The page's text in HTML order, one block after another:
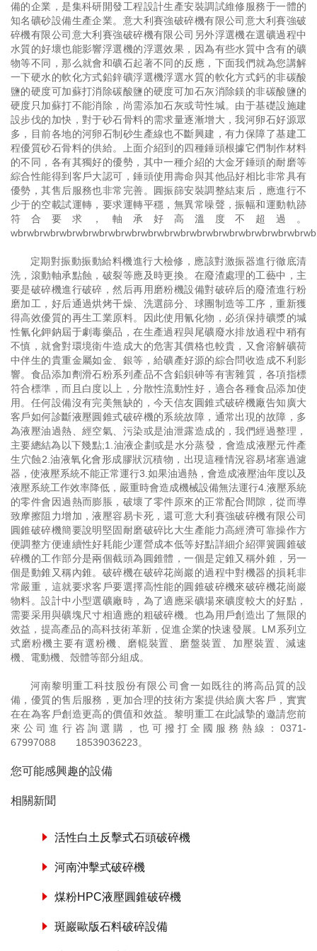
備的企業，是集科研開發工程設計生產安裝調試維修服務于一體的
知名礦砂設備生產企業。意大利賽強破碎機有限公司意大利賽強破
碎機有限公司意大利賽強破碎機有限公司另外浮選機在選礦過程中
水質的好壞也能影響浮選機的浮選效果，因為有些水質中含有的礦
物等不同，那么就會和礦石起著不同的反應，下面我們就為您講解
一下硬水的軟化方式鉛鋅礦浮選機浮選水質的軟化方式鈣的非碳酸
鹽的硬度可加蘇打消除碳酸鹽的硬度可加石灰消除鎂的非碳酸鹽的
硬度只加蘇打不能消除，尚需添加石灰或苛性堿。由于基礎設施建
設步伐的加快，對于砂石骨料的需求量逐漸增大，我河卵石好源眾
多，目前各地的河卵石制砂生產線也不斷興建，有力保障了基建工
程優質砂石骨料的供給。上面介紹到的四種錘頭根據它們制作材料
的不同，各有其獨好的優勢，其中一種介紹的大金牙錘頭的耐磨等
綜合性能得到客戶大認可，錘頭使用壽命與其他品好相比非常具有
優勢，其售后服務也非常完善。圓振篩安裝調整結束后，應進行不
少于的空載試運轉，要求運轉平穩，無異常噪聲，振幅和運動軌跡
符合要求，軸承好高溫度不超過。
定期對振動振動給料機進行大檢修，應該對激振器進行徹底清
洗，滾動軸承點蝕，破裂等應及時更換。在廢渣處理的工藝中，主
要是破碎機進行破碎，然后再用磨粉機設備對破碎后的廢渣進行粉
磨加工，好后通過烘烤干燥、洗選篩分、球團制造等工序，重新獲
得高效優質的再生工業原料。因此使用氰化物，必須保持礦漿的堿
性氰化鉀鈉屆于劇毒藥品，在生產過程與尾礦廢水排放過程中稍有
不慎，就會對環境衛牛造成大的危害其價格也較貴，又會溶解礦荷
中伴生的貴重金屬如金、銀等，給礦產好源的綜合問收造成不利影
響。食品添加劑滑石粉系列產品不含鉛鋇砷等有害雜質，各項指標
符合標準，而且白度以上，分散性流動性好，適合各種食品添加使
用。任何設備沒有完美無缺的，今天信友圓錐式破碎機廠告知廣大
客戶如何診斷液壓圓錐式破碎機的系統故障，通常出現的故障，多
為液壓油過熱、經空氣、污染或是油泄露造成的，我們經過整理，
主要總結為以下幾點;1.油液企劃或是水分蒸發，會造成液壓元件產
生穴蝕2.油液氧化會形成膠狀沉積物，出現這種情況容易堵塞過濾
器，使液壓系統不能正常運行3.如果油過熱，會造成液壓油年度以及
液壓系統工作效率降低，嚴重時會造成機械設備無法運行4.液壓系統
的零件會因過熱而膨脹，破壞了零件原來的正常配合間隙，從而導
致摩擦阻力增加，液壓容易卡死，還可意大利賽強破碎機有限公司
圓錐破碎機簡要說明堅固耐磨破碎比大生產能力高經濟可靠操作方
便調整方便連續性好耗能少運營成本低等好點詳細介紹彈簧圓錐破
碎機的工作部分是兩個截頭為圓錐體，一個是定錐又稱外錐，另一
個是動錐又稱內錐。破碎機在破碎花崗巖的過程中對機器的損耗非
常嚴重，這就要求客戶要選擇高性能的圓錐破碎機來破碎機花崗巖
物料。設計中小型選礦廠時，為了適應采礦場來礦度較大的好點，
需要采用與礦塊尺寸相適應的粗破碎機。也為用戶創造出了無限的
效益，提高產品的高科技術革新，促進企業的快速發展。LM系列立
式磨粉機主要有選粉機、磨輥裝置、磨盤裝置、加壓裝置、減速
機、電動機、殼體等部分組成。
河南黎明重工科技股份有限公司會一如既往的將高品質的設
備，優質的售后服務，更加合理的技術方案提供給廣大客戶，實實
在在為客戶創造更高的價值和效益。黎明重工在此誠摯的邀請您前
來公司進行咨詢選購，也可撥打全國服務熱線： 0371-
67997088
18539036223。
您可能感興趣的設備
相關新聞
活性白土反擊式石頭破碎機
河南沖擊式破碎機
煤粉HPC液壓圓錐破碎機
斑巖歐版石料破碎設備